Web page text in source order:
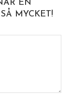
EN
MYCKET!